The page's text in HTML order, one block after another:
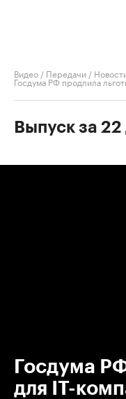
Видео / Передачи /
Госдума РФ продлила
Выпуск за
Госдума
для IT-